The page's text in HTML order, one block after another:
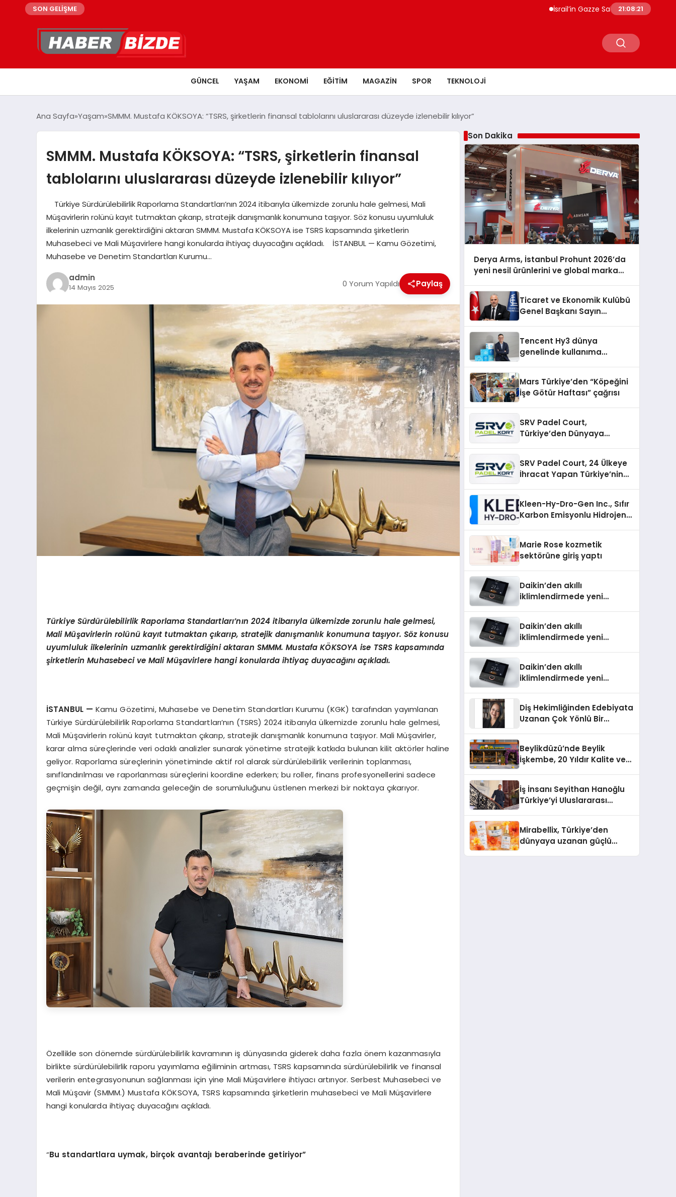
SON GELİŞME İsrail’in Gazze Saldırılarında Can Kaybı 73 Bin
21:08:23
GÜNCEL YAŞAM EKONOMI EĞITIM MAGAZIN SPOR TEKNOLOJI
Ana Sayfa Yaşam SMMM. Mustafa KÖKSOYA: “TSRS, şirketlerin finansal tablolarını uluslararası düzeyde izlenebilir kılıyor”
SMMM. Mustafa KÖKSOYA: “TSRS, şirketlerin finansal
tablolarını uluslararası düzeyde izlenebilir kılıyor”
Türkiye Sürdürülebilirlik Raporlama Standartları’nın 2024 itibarıyla ülkemizde zorunlu hale gelmesi, Mali
Müşavirlerin rolünü kayıt tutmaktan çıkarıp, stratejik danışmanlık konumuna taşıyor. Söz konusu uyumluluk
ilkelerinin uzmanlık gerektirdiğini aktaran SMMM. Mustafa KÖKSOYA ise TSRS kapsamında şirketlerin
Muhasebeci ve Mali Müşavirlere hangi konularda ihtiyaç duyacağını açıkladı. İSTANBUL — Kamu Gözetimi,
Muhasebe ve Denetim Standartları Kurumu…
admin
14 Mayıs 2025 0 Yorum Yapıldı Paylaş
Türkiye Sürdürülebilirlik Raporlama Standartları’nın 2024 itibarıyla ülkemizde zorunlu hale gelmesi,
MaliMüşavirlerin rolünü kayıt tutmaktan çıkarıp, stratejik danışmanlık konumuna taşıyor. Söz konusu
uyumluluk ilkelerinin uzmanlık gerektirdiğini aktaran SMMM. Mustafa KÖKSOYA ise TSRSkapsamında
şirketlerin Muhasebeci ve Mali Müşavirlere hangi konularda ihtiyaç duyacağını açıkladı.
İSTANBUL — Kamu Gözetimi, Muhasebe ve Denetim Standartları Kurumu (KGK) tarafından yayımlanan
Türkiye Sürdürülebilirlik Raporlama Standartları’nın (TSRS) 2024 itibarıyla ülkemizde zorunlu hale gelmesi,
Mali Müşavirlerin rolünü kayıt tutmaktan çıkarıp, stratejik danışmanlık konumuna taşıyor. Mali Müşavirler,
karar alma süreçlerinde veri odaklı analizler sunarak yönetime stratejik katkıda bulunan kilit aktörler haline
geliyor. Raporlama süreçlerinin yönetiminde aktif rol alarak sürdürülebilirlik verilerinin toplanması,
sınıflandırılması ve raporlanması süreçlerini koordine ederken; bu roller, finans profesyonellerini sadece
geçmişin değil, aynı zamanda geleceğin de sorumluluğunu üstlenen merkezi bir noktaya çıkarıyor.
Özellikle son dönemde sürdürülebilirlik kavramının iş dünyasında giderek daha fazla önem kazanmasıyla
birlikte sürdürülebilirlik raporu yayımlama eğiliminin artması, TSRS kapsamında sürdürülebilirlik ve finansal
verilerin entegrasyonunun sağlanması için yine Mali Müşavirlere ihtiyacı artırıyor. Serbest Muhasebeci ve
Mali Müşavir (SMMM.) Mustafa KÖKSOYA, TSRS kapsamında şirketlerin muhasebeci ve Mali Müşavirlere
hangi konularda ihtiyaç duyacağını açıkladı.
“Bu standartlara uymak, birçok avantajı beraberinde getiriyor”
Son Dakika
Derya Arms, İstanbul Prohunt 2026’da
yeni nesil ürünlerini ve global marka
Ticaret ve Ekonomik Kulübü
Genel Başkanı Sayın
şunları kaydetti:
Tencent Hy3 dünya
genelinde kullanıma
Mars Türkiye’den “Köpeğini
İşe Götür Haftası” çağrısı
SRV Padel Court,
Türkiye’den Dünyaya
SRV Padel Court, 24 Ülkeye
İhracat Yapan Türkiye’nin
Kleen-Hy-Dro-Gen Inc., Sıfır
Karbon Emisyonlu Hidrojen
Aldı
Marie Rose kozmetik
sektörüne giriş yaptı
Daikin’den akıllı
iklimlendirmede yeni
Daikin’den akıllı
iklimlendirmede yeni
Daikin’den akıllı
iklimlendirmede yeni
Diş Hekimliğinden Edebiyata
Uzanan Çok Yönlü Bir
Beylikdüzü’nde Beylik
İşkembe, 20 Yıldır Kalite ve
İş İnsanı Seyithan Hanoğlu
Türkiye’yi Uluslararası
Mirabellix, Türkiye’den
dünyaya uzanan güçlü